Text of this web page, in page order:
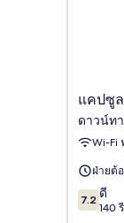
แคปซูล
ซิ
เดน
ดาวน์
ทาวน์
มอ
แคปซู
ดาวน์ท
Wi-Fi
ฝ่ายต้
7.2
จาก
7.2 ดี
140